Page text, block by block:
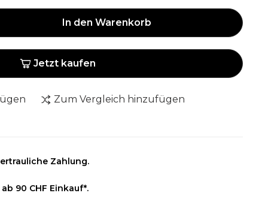
In den Warenkorb
Jetzt kaufen
Zum Vergleich hinzufügen
Zahlung.
90 CHF Einkauf*.